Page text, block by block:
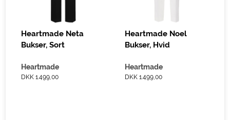
Heartmade Neta
Bukser, Sort
Heartmade
DKK 1.499,00
Heartmade Noel
Bukser, Hvid
Heartmade
DKK 1.499,00